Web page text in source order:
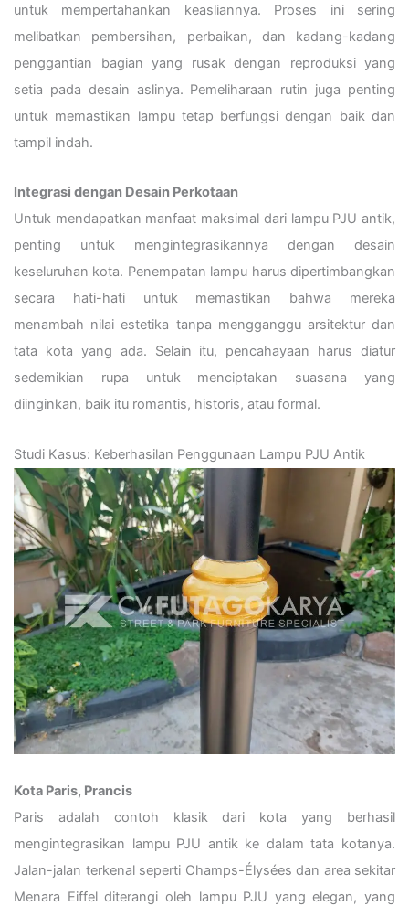
untuk mempertahankan keasliannya. Proses ini sering
melibatkan pembersihan, perbaikan, dan kadang-kadang
penggantian bagian yang rusak dengan reproduksi yang
setia pada desain aslinya. Pemeliharaan rutin juga penting
untuk memastikan lampu tetap berfungsi dengan baik dan
tampil indah.
Integrasi dengan Desain Perkotaan
Untuk mendapatkan manfaat maksimal dari lampu PJU antik,
penting untuk mengintegrasikannya dengan desain
keseluruhan kota. Penempatan lampu harus dipertimbangkan
secara hati-hati untuk memastikan bahwa mereka
menambah nilai estetika tanpa mengganggu arsitektur dan
tata kota yang ada. Selain itu, pencahayaan harus diatur
sedemikian rupa untuk menciptakan suasana yang
diinginkan, baik itu romantis, historis, atau formal.
Studi Kasus: Keberhasilan Penggunaan Lampu PJU Antik
Kota Paris, Prancis
Paris adalah contoh klasik dari kota yang berhasil
mengintegrasikan lampu PJU antik ke dalam tata kotanya.
Jalan-jalan terkenal seperti Champs-Élysées dan area sekitar
Menara Eiffel diterangi oleh lampu PJU yang elegan, yang